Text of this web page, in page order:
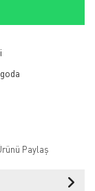
Paylaş